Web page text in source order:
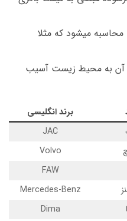
میشود که مثلا
آن به محیط زیست آسیب
برند انگلیسی
JAC
Volvo
FAW
Mercedes-Benz
Dima